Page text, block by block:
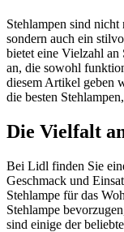
Stehlampen sind
sondern auch ein
bietet eine Vielzahl an
an, die sowohl
diesem Artikel geben
die besten
Die Vielfalt
Bei Lidl finden Sie
Geschmack und
Stehlampe für das
Stehlampe
sind einige der